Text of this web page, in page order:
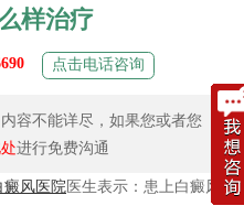
样治疗
点击电话咨询
容不能详尽，如果您或者您
进行免费沟通
癜风医院 医生表示：患上白癜风